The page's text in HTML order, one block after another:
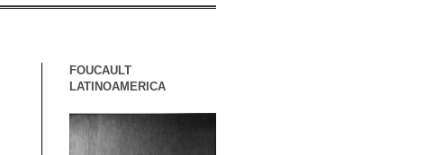
FOUCAULT
LATINOAMERICA